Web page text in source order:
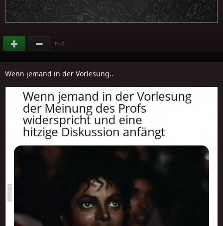
(+17)
Wenn jemand in der Vorlesung..